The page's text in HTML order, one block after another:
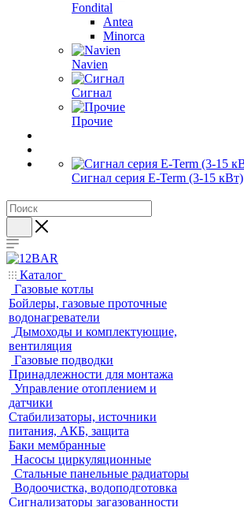
Fondital
Antea
Minorca
Navien
Сигнал
Прочие
Сигнал серия E-Term (3-15 кВт)
Каталог
Газовые котлы
Бойлеры, газовые проточные
водонагреватели
Дымоходы и комплектующие,
вентиляция
Газовые подводки
Принадлежности для монтажа
Управление отоплением и
датчики
Стабилизаторы, источники
питания, АКБ, защита
Баки мембранные
Насосы циркуляционные
Стальные панельные радиаторы
Водоочистка, водоподготовка
Сигнализаторы загазованности